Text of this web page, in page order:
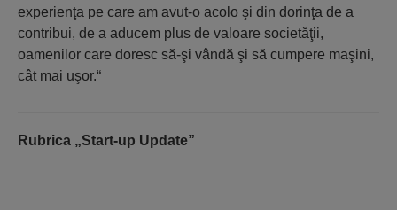
experienţa pe care am avut-o acolo şi din dorinţa de a
contribui, de a aducem plus de valoare societăţii,
oamenilor care doresc să-şi vândă şi să cumpere maşini,
cât mai uşor.“
Rubrica „Start-up Update”